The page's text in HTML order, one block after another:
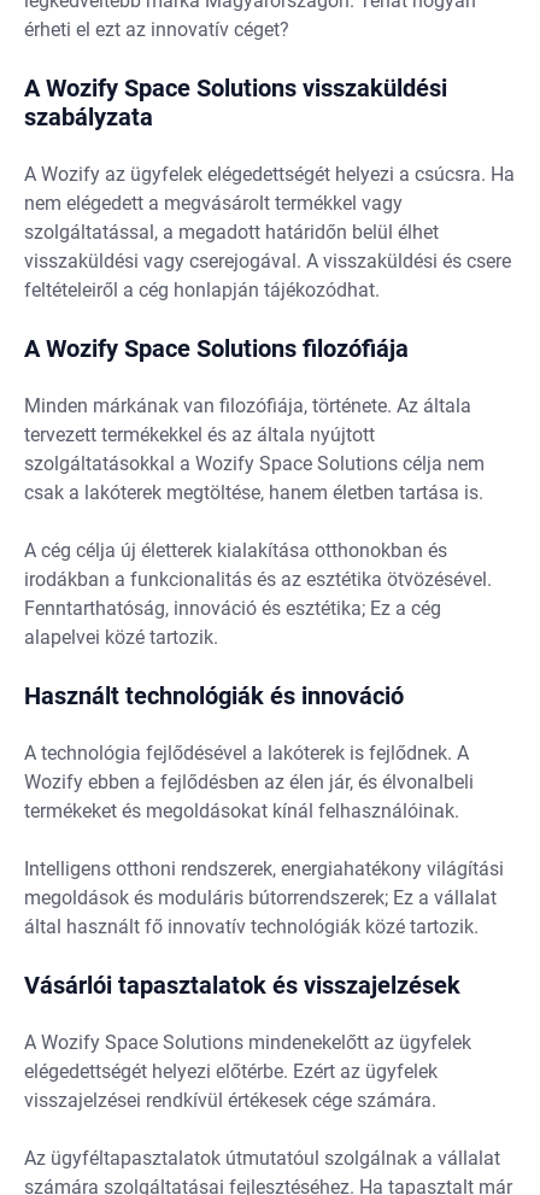
érheti el ezt az innovatív céget?
A Wozify Space Solutions visszaküldési
szabályzata
A Wozify az ügyfelek elégedettségét helyezi a csúcsra. Ha
nem elégedett a megvásárolt termékkel vagy
szolgáltatással, a megadott határidőn belül élhet
visszaküldési vagy cserejogával. A visszaküldési és csere
feltételeiről a cég honlapján tájékozódhat.
A Wozify Space Solutions filozófiája
Minden márkának van filozófiája, története. Az általa
tervezett termékekkel és az általa nyújtott
szolgáltatásokkal a Wozify Space Solutions célja nem
csak a lakóterek megtöltése, hanem életben tartása is.
A cég célja új életterek kialakítása otthonokban és
irodákban a funkcionalitás és az esztétika ötvözésével.
Fenntarthatóság, innováció és esztétika; Ez a cég
alapelvei közé tartozik.
Használt technológiák és innováció
A technológia fejlődésével a lakóterek is fejlődnek. A
Wozify ebben a fejlődésben az élen jár, és élvonalbeli
termékeket és megoldásokat kínál felhasználóinak.
Intelligens otthoni rendszerek, energiahatékony világítási
megoldások és moduláris bútorrendszerek; Ez a vállalat
által használt fő innovatív technológiák közé tartozik.
Vásárlói tapasztalatok és visszajelzések
A Wozify Space Solutions mindenekelőtt az ügyfelek
elégedettségét helyezi előtérbe. Ezért az ügyfelek
visszajelzései rendkívül értékesek cége számára.
Az ügyféltapasztalatok útmutatóul szolgálnak a vállalat
számára szolgáltatásai fejlesztéséhez. Ha tapasztalt már